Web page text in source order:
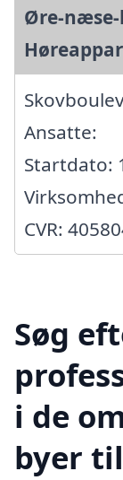
Øre-
Ansatte:
Startdato:
CVR:
Søg
i de
byer